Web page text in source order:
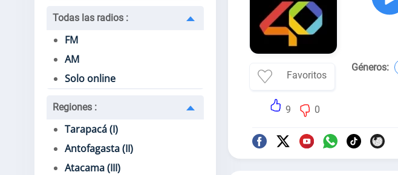
Todas las radios :
FM
AM
Solo online
Regiones :
Tarapacá (I)
Antofagasta (II)
Atacama (III)
Favoritos
9 0
Géneros: